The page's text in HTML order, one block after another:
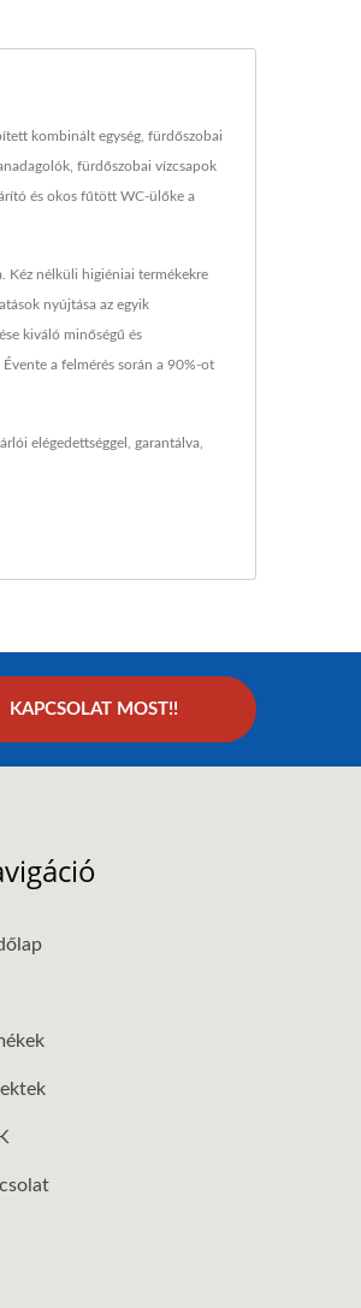
kombinált egység, fürdőszobai
fürdőszobai vízcsapok
és okos fűtött WC-ülőke a
Kéz nélküli higiéniai termékekre
nyújtása az egyik
kiváló minőségű és
a felmérés során a 90%-ot
elégedettséggel, garantálva,
KAPCSOLAT MOST!!